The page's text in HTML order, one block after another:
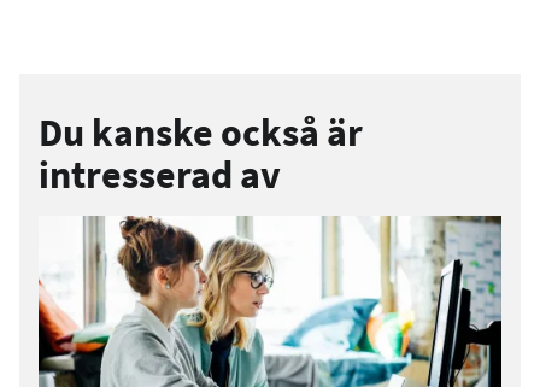
Du kanske också är
intresserad av